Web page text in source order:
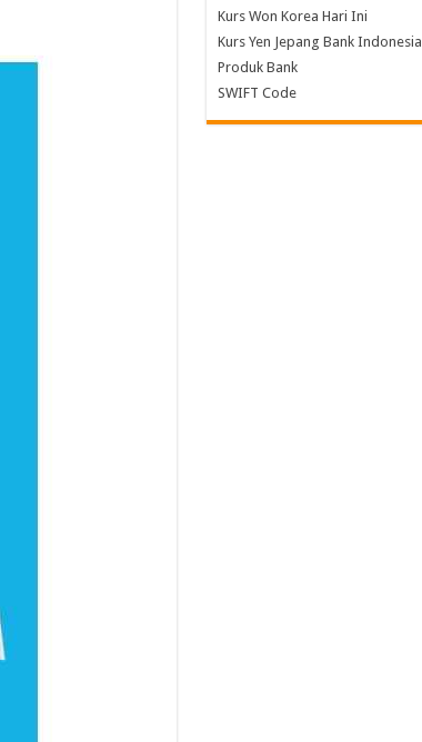
Kurs Won Korea Hari Ini
Kurs Yen Jepang Bank Indonesia
Produk Bank
SWIFT Code